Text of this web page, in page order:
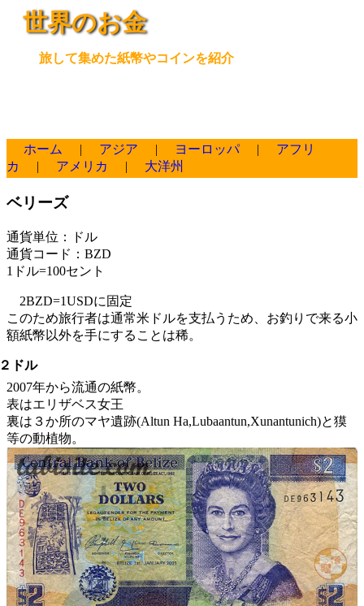
世界のお金
旅して集めた紙幣やコインを紹介
ホーム | アジア | ヨーロッパ |
アフリ
カ
| アメリカ | 大洋州
ベリーズ
通貨単位：ドル
通貨コード：BZD
1ドル=100セント
2BZD=1USDに固定
このため旅行者は通常米ドルを支払うため、お釣りで来る小
額紙幣以外を手にすることは稀。
ドル
2007年から流通の紙幣。
表はエリザベス女王
裏は３か所のマヤ遺跡(Altun Ha,Lubaantun,Xunantunich)と獏
等の動植物。